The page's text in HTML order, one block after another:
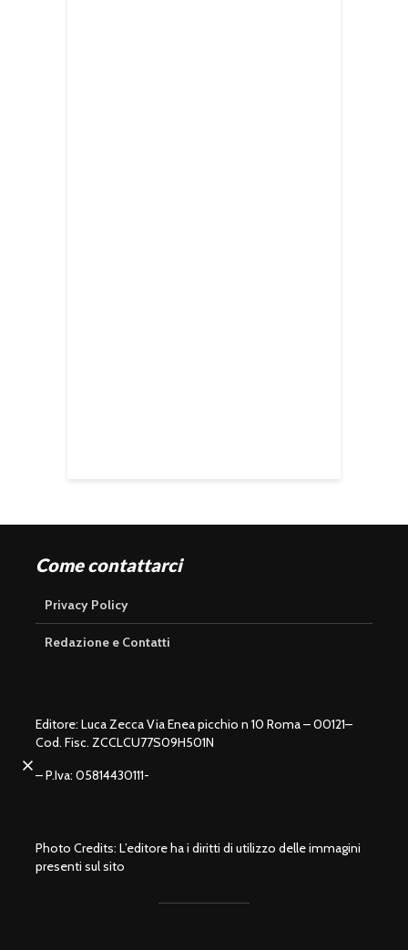
u
a
d
%
Come contattarci
Privacy Policy
Redazione e Contatti
Editore: Luca Zecca Via Enea picchio n 10 Roma – 00121–
Cod. Fisc. ZCCLCU77S09H501N
– P.Iva: 05814430111-
Photo Credits: L’editore ha i diritti di utilizzo delle immagini
presenti sul sito